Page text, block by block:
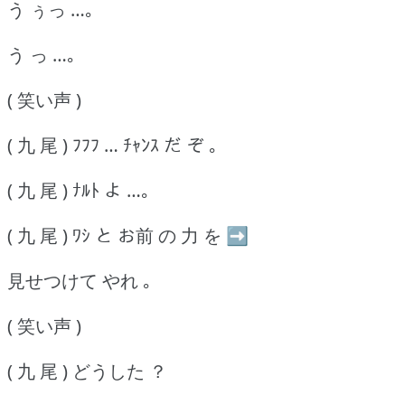
う ぅっ …｡
う っ …｡
( 笑い声 )
( 九 尾 ) ﾌﾌﾌ … ﾁｬﾝｽ だ ぞ ｡
( 九 尾 ) ﾅﾙﾄ よ …｡
( 九 尾 ) ﾜｼ と お前 の 力 を ➡
見せつけて やれ ｡
( 笑い声 )
( 九 尾 ) どうした ？